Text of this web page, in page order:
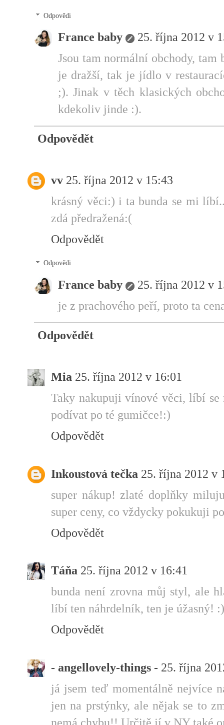
Odpovědi
France baby
25. října 2012 v
Jsou tam normální obchody,
je dražší, tak je jídlo v
;). Jinak v těch klasických
kdekoliv jinde :).
Odpovědět
vv 25. října 2012 v 15:43
krásný věci:) i ta bunda se mi
zdá předražená:(
Odpovědět
Odpovědi
France baby
25. října 2012 v
je z prachového peří, proto ta
Odpovědět
Mia 25. října 2012 v 16:01
Taky nakupuji vínové věci, líbí
podívat po té gumičce!:)
Odpovědět
Inkoustová tečka 25. října 2012 v
super nákup! zlaté doplňky
super ceny, co vždycky pokukuji
Odpovědět
Táňa 25. října 2012 v 16:41
bunda není zrovna můj styl, ale
líbí ten náhrdelník, ten je úžasný! :)
Odpovědět
- angellovely-things - 25. října
já jsem teď momentálně nejvíce
jen na prstýnky, ale nějak se to
nemá chybu!! Určitě jí v NY také